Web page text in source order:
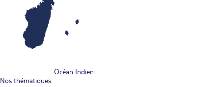
Océan Indien
Nos thématiques